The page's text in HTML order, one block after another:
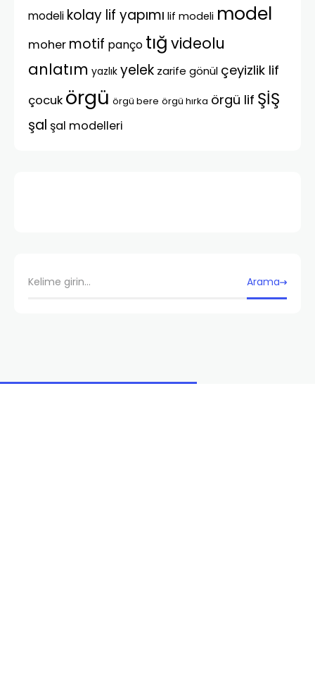
modeli kolay lif yapımı lif modeli model
moher motif panço tığ videolu
anlatım yazlık yelek zarife gönül çeyizlik lif
çocuk örgü örgü bere örgü hırka örgü lif ŞİŞ
şal şal modelleri
Arama